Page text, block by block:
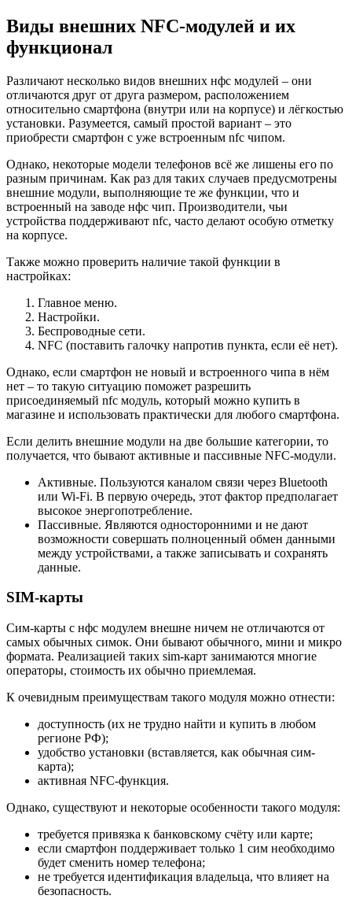
Виды внешних NFC-модулей и их
функционал
Различают несколько видов внешних нфс модулей – они
отличаются друг от друга размером, расположением
относительно смартфона (внутри или на корпусе) и лёгкостью
установки. Разумеется, самый простой вариант – это
приобрести смартфон с уже встроенным nfc чипом.
Однако, некоторые модели телефонов всё же лишены его по
разным причинам. Как раз для таких случаев предусмотрены
внешние модули, выполняющие те же функции, что и
встроенный на заводе нфс чип. Производители, чьи
устройства поддерживают nfc, часто делают особую отметку
на корпусе.
Также можно проверить наличие такой функции в
настройках:
Главное меню.
Настройки.
Беспроводные сети.
NFC (поставить галочку напротив пункта, если её нет).
Однако, если смартфон не новый и встроенного чипа в нём
нет – то такую ситуацию поможет разрешить
присоединяемый nfc модуль, который можно купить в
магазине и использовать практически для любого смартфона.
Если делить внешние модули на две большие категории, то
получается, что бывают активные и пассивные NFC-модули.
Активные. Пользуются каналом связи через Bluetooth
или Wi-Fi. В первую очередь, этот фактор предполагает
высокое энергопотребление.
Пассивные. Являются односторонними и не дают
возможности совершать полноценный обмен данными
между устройствами, а также записывать и сохранять
данные.
SIM-карты
Сим-карты с нфс модулем внешне ничем не отличаются от
самых обычных симок. Они бывают обычного, мини и микро
формата. Реализацией таких sim-карт занимаются многие
операторы, стоимость их обычно приемлемая.
К очевидным преимуществам такого модуля можно отнести:
доступность (их не трудно найти и купить в любом
регионе РФ);
удобство установки (вставляется, как обычная сим-
карта);
активная NFC-функция.
Однако, существуют и некоторые особенности такого модуля:
требуется привязка к банковскому счёту или карте;
если смартфон поддерживает только 1 сим необходимо
будет сменить номер телефона;
не требуется идентификация владельца, что влияет на
безопасность.